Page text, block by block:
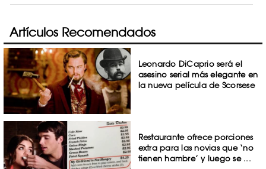
Artículos Recomendados
Leonardo DiCaprio será el
asesino serial más elegante en
la nueva película de Scorsese
Restaurante ofrece porciones
extra para las novias que ‘no
tienen hambre’ y luego se ...